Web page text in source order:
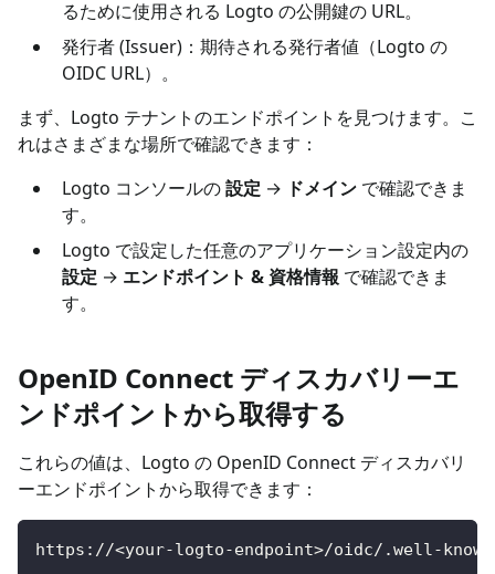
るために使用される Logto の公開鍵の URL。
発行者 (Issuer)：期待される発行者値（Logto の
OIDC URL）。
まず、Logto テナントのエンドポイントを見つけます。こ
れはさまざまな場所で確認できます：
Logto コンソールの設定 → ドメイン で確認できま
す。
Logto で設定した任意のアプリケーション設定内の
設定 → エンドポイント & 資格情報 で確認できま
す。
OpenID Connect ディスカバリーエ
ンドポイントから取得する
これらの値は、Logto の OpenID Connect ディスカバリ
ーエンドポイントから取得できます：
https://<your-logto-endpoint>/oidc/.well-